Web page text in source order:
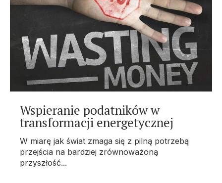
Wspieranie podatników w
transformacji energetycznej
W miarę jak świat zmaga się z pilną potrzebą
przejścia na bardziej zrównoważoną
przyszłość...